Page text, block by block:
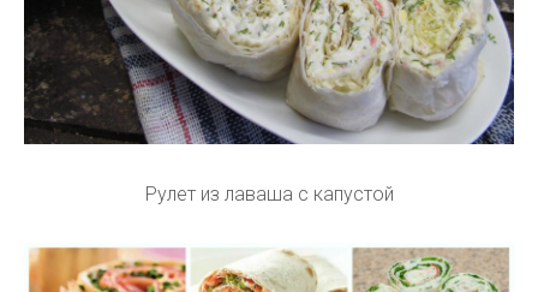
Рулет из лаваша с капустой